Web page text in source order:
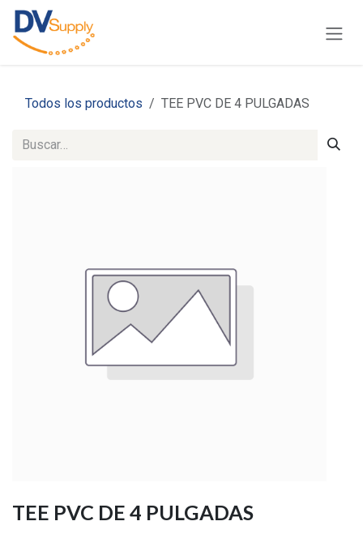
Ir al contenido
Todos los productos TEE PVC DE 4 PULGADAS
TEE PVC DE 4 PULGADAS